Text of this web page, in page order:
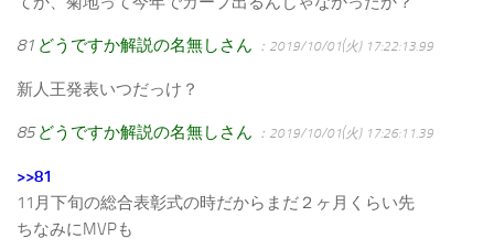
81 どうですか解説の名無しさん ：2019/10/01(火) 17:22:13.99
新人王発表いつだっけ？
85 どうですか解説の名無しさん ：2019/10/01(火) 17:26:11.39
>>81
11月下旬の総合表彰式の時だからまだ２ヶ月くらい先
ちなみにMVPも